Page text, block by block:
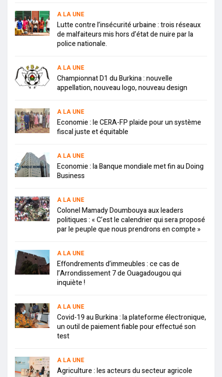
A LA UNE
Lutte contre l’insécurité urbaine : trois réseaux
de malfaiteurs mis hors d’état de nuire par la
police nationale.
A LA UNE
Championnat D1 du Burkina : nouvelle
appellation, nouveau logo, nouveau design
A LA UNE
Economie : le CERA-FP plaide pour un système
fiscal juste et équitable
A LA UNE
Economie : la Banque mondiale met fin au Doing
Business
A LA UNE
Colonel Mamady Doumbouya aux leaders
politiques : « C’est le calendrier qui sera proposé
par le peuple que nous prendrons en compte »
A LA UNE
Effondrements d’immeubles : ce cas de
l’Arrondissement 7 de Ouagadougou qui
inquiète !
A LA UNE
Covid-19 au Burkina : la plateforme électronique,
un outil de paiement fiable pour effectué son
test
A LA UNE
Agriculture : les acteurs du secteur agricole